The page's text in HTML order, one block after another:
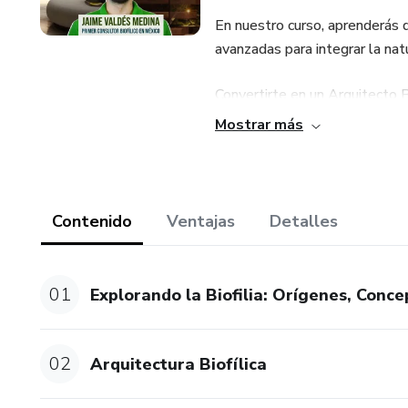
En nuestro curso,
avanzadas para integrar la
Convertirte en un Arquitecto
también transformará la vida
Imagina trabajar en oficinas y
también promueven
Nuestro enfoque práctico y
¡Inscríbete hoy mismo y
Mostrar más
Contenido Ventajas Detalles
01 Explorando la Biofilia: Orígenes,
02 Arquitectura Biofílica